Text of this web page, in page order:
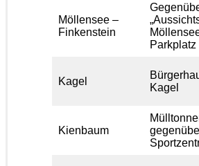
Möllensee –
Finkenstein
Parkplatz
Kagel
Kagel
Kienbaum